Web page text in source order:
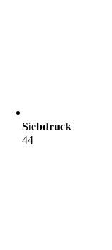
Siebdruck
44